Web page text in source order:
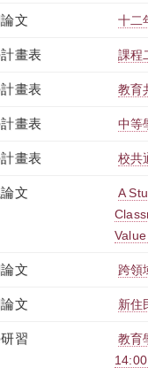
文 十二
畫表 課程
畫表 教育
畫表 中等
畫表 校共
文
A
文 跨領
文 新住
習
教育